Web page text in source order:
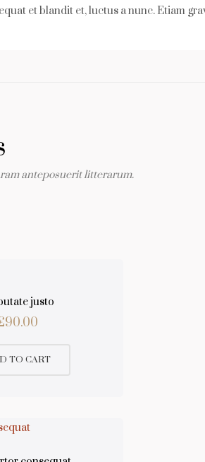
et blandit et, luctus a nunc. Etiam
anteposuerit litterarum.
justo
90.00
TO CART